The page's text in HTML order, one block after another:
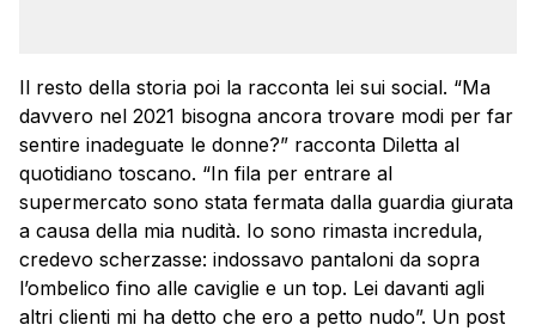
Il resto della storia poi la racconta lei sui social. “Ma
davvero nel 2021 bisogna ancora trovare modi per far
sentire inadeguate le donne?” racconta Diletta al
quotidiano toscano. “In fila per entrare al
supermercato sono stata fermata dalla guardia giurata
a causa della mia nudità. Io sono rimasta incredula,
credevo scherzasse: indossavo pantaloni da sopra
l’ombelico fino alle caviglie e un top. Lei davanti agli
altri clienti mi ha detto che ero a petto nudo”. Un post